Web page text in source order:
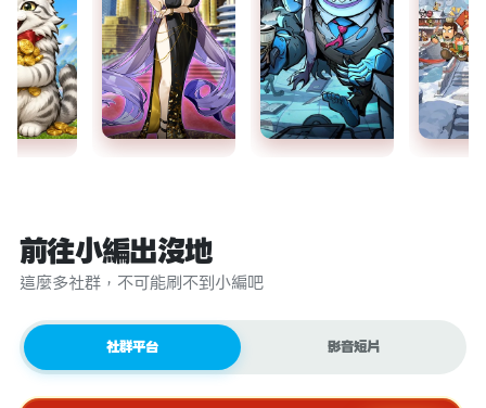
前往小編出沒地
這麼多社群，不可能刷不到小編吧
社群平台 影音短片